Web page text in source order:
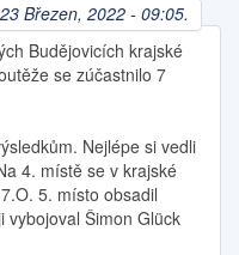
Březen, 2022 - 09:05.
Budějovicích krajské
se zúčastnilo 7
Nejlépe si vedli
4. místě se v krajské
5. místo obsadil
vybojoval Šimon Glück